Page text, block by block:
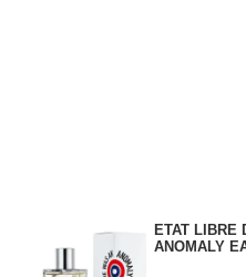
ETAT LIBRE
ANOMALY